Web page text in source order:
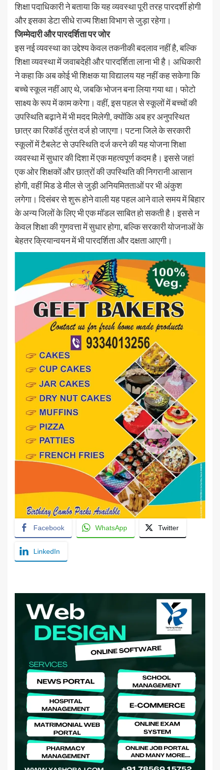
शिक्षा पदाधिकारी ने बताया कि यह व्यवस्था पूरी तरह पारदर्शी होगी
और इसका डेटा सीधे राज्य शिक्षा विभाग से जुड़ा रहेगा।
जिम्मेदारी और पारदर्शिता पर जोर
इस नई व्यवस्था का उद्देश्य केवल तकनीकी बदलाव नहीं है, बल्कि
शिक्षा व्यवस्था में जवाबदेही और पारदर्शिता लाना भी है। अधिकारी
ने कहा कि अब कोई भी शिक्षक या विद्यालय यह नहीं कह सकेगा कि
बच्चे स्कूल नहीं आए थे, जबकि भोजन बना लिया गया था। फोटो
साक्ष्य के रूप में काम करेगा। वहीं, इस पहल से स्कूलों में बच्चों की
उपस्थिति बढ़ाने में भी मदद मिलेगी, क्योंकि अब हर अनुपस्थित
छात्र का रिकॉर्ड तुरंत दर्ज हो जाएगा। पटना जिले के सरकारी
स्कूलों में टैबलेट से उपस्थिति दर्ज करने की यह योजना शिक्षा
व्यवस्था में सुधार की दिशा में एक महत्वपूर्ण कदम है। इससे जहां
एक ओर शिक्षकों और छात्रों की उपस्थिति की निगरानी आसान
होगी, वहीं मिड डे मील से जुड़ी अनियमितताओं पर भी अंकुश
लगेगा। दिसंबर से शुरू होने वाली यह पहल आने वाले समय में बिहार
के अन्य जिलों के लिए भी एक मॉडल साबित हो सकती है। इससे न
केवल शिक्षा की गुणवत्ता में सुधार होगा, बल्कि सरकारी योजनाओं के
बेहतर क्रियान्वयन में भी पारदर्शिता और दक्षता आएगी।
Facebook WhatsApp Twitter
LinkedIn